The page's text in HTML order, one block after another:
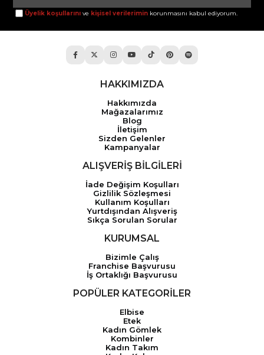
Üyelik koşullarını ve kişisel verilerimin korunmasını kabul ediyorum.
HAKKIMIZDA
Hakkımızda
Mağazalarımız
Blog
İletişim
Sizden Gelenler
Kampanyalar
ALIŞVERİŞ BİLGİLERİ
İade Değişim Koşulları
Gizlilik Sözleşmesi
Kullanım Koşulları
Yurtdışından Alışveriş
Sıkça Sorulan Sorular
KURUMSAL
Bizimle Çalış
Franchise Başvurusu
İş Ortaklığı Başvurusu
POPÜLER KATEGORİLER
Elbise
Etek
Kadın Gömlek
Kombinler
Kadın Takım